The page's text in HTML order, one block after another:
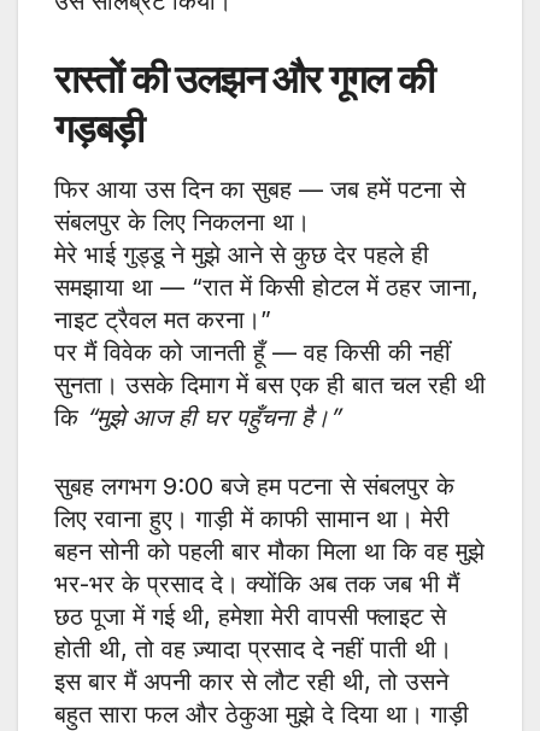
रास्तों की उलझन और गूगल की
गड़बड़ी
फिर आया उस दिन का सुबह — जब हमें पटना से
संबलपुर के लिए निकलना था।
मेरे भाई गुड्डू ने मुझे आने से कुछ देर पहले ही
समझाया था — “रात में किसी होटल में ठहर जाना,
नाइट ट्रैवल मत करना।”
पर मैं विवेक को जानती हूँ — वह किसी की नहीं
सुनता। उसके दिमाग में बस एक ही बात चल रही थी
कि “मुझे आज ही घर पहुँचना है।”
सुबह लगभग 9:00 बजे हम पटना से संबलपुर के
लिए रवाना हुए। गाड़ी में काफी सामान था। मेरी
बहन सोनी को पहली बार मौका मिला था कि वह मुझे
भर-भर के प्रसाद दे। क्योंकि अब तक जब भी मैं
छठ पूजा में गई थी, हमेशा मेरी वापसी फ्लाइट से
होती थी, तो वह ज़्यादा प्रसाद दे नहीं पाती थी।
इस बार मैं अपनी कार से लौट रही थी, तो उसने
बहुत सारा फल और ठेकुआ मुझे दे दिया था। गाड़ी